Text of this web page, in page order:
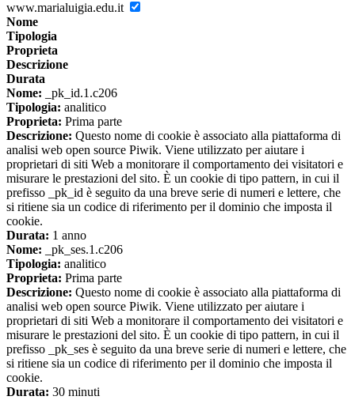
www.marialuigia.edu.it
Nome
Tipologia
Proprieta
Descrizione
Durata
Nome: _pk_id.1.c206
Tipologia: analitico
Proprieta: Prima parte
Descrizione: Questo nome di cookie è associato alla piattaforma di
analisi web open source Piwik. Viene utilizzato per aiutare i
proprietari di siti Web a monitorare il comportamento dei visitatori e
misurare le prestazioni del sito. È un cookie di tipo pattern, in cui il
prefisso _pk_id è seguito da una breve serie di numeri e lettere, che
si ritiene sia un codice di riferimento per il dominio che imposta il
cookie.
Durata: 1 anno
Nome: _pk_ses.1.c206
Tipologia: analitico
Proprieta: Prima parte
Descrizione: Questo nome di cookie è associato alla piattaforma di
analisi web open source Piwik. Viene utilizzato per aiutare i
proprietari di siti Web a monitorare il comportamento dei visitatori e
misurare le prestazioni del sito. È un cookie di tipo pattern, in cui il
prefisso _pk_ses è seguito da una breve serie di numeri e lettere, che
si ritiene sia un codice di riferimento per il dominio che imposta il
cookie.
Durata: 30 minuti